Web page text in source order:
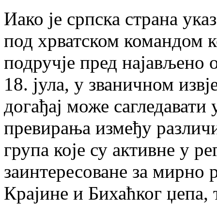
Иако је српска страна
под хрватском командом
подручје пред
18. јула, у званичном
догађај може
превирања између
група које су активне у
заинтересоване за мирно
Крајине и Бихаћког